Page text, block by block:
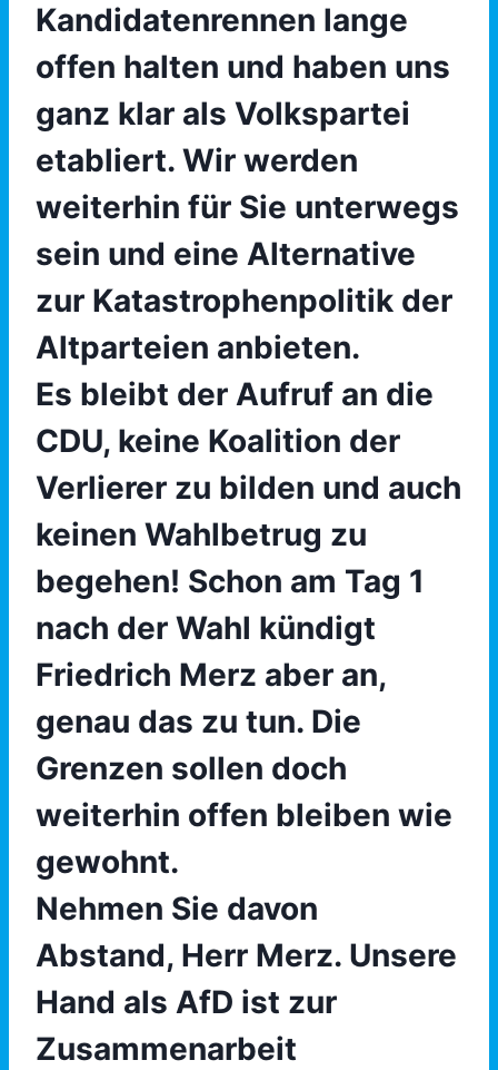
Kandidatenrennen lange
offen halten und haben uns
ganz klar als Volkspartei
etabliert. Wir werden
weiterhin für Sie unterwegs
sein und eine Alternative
zur Katastrophenpolitik der
Altparteien anbieten.
Es bleibt der Aufruf an die
CDU, keine Koalition der
Verlierer zu bilden und auch
keinen Wahlbetrug zu
begehen! Schon am Tag 1
nach der Wahl kündigt
Friedrich Merz aber an,
genau das zu tun. Die
Grenzen sollen doch
weiterhin offen bleiben wie
gewohnt.
Nehmen Sie davon
Abstand, Herr Merz. Unsere
Hand als AfD ist zur
Zusammenarbeit